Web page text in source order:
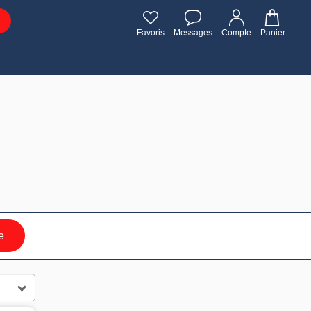
Favoris Messages Compte Panier